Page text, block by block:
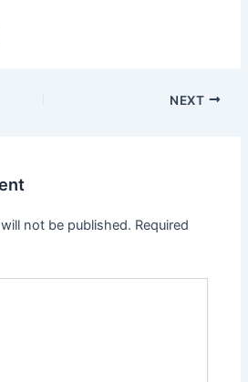
NEXT
not be published. Required